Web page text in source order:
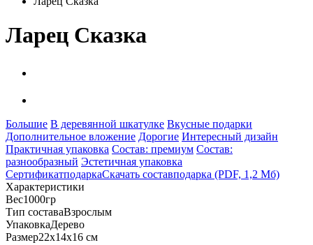
Ларец Сказка
Большие В деревянной шкатулке Вкусные подарки
Дополнительное вложение Дорогие Интересный дизайн
Практичная упаковка Состав: премиум Состав:
разнообразный Эстетичная упаковка
СертификатподаркаСкачать составподарка (PDF, 1,2 Мб)
Характеристики
Вес1000гр
Тип составаВзрослым
УпаковкаДерево
Размер22х14х16 см